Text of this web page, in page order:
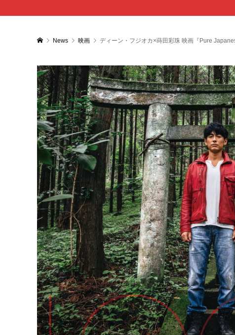
News 映画 ディーン・フジオカ×蒔田彩珠 映画『Pure